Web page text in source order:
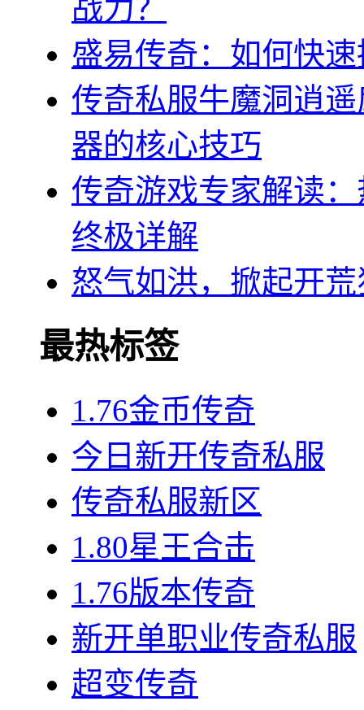
战力？
盛易传奇：如何快
传奇私服牛魔洞逍
器的核心技巧
传奇游戏专家解读
终极详解
怒气如洪，掀起开
最热标签
1.76金币传奇
今日新开传奇私服
传奇私服新区
1.80星王合击
1.76版本传奇
新开单职业传奇私服
超变传奇